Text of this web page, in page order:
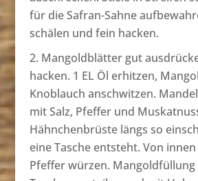
für die Safran-Sahne
schälen und fein hacken.
Mangoldblätter gut
hacken. 1 EL Öl erhitzen,
Knoblauch anschwitzen.
mit Salz, Pfeffer und
Hähnchenbrüste längs so
eine Tasche entsteht. Von
Pfeffer würzen. Mangoldfüllung